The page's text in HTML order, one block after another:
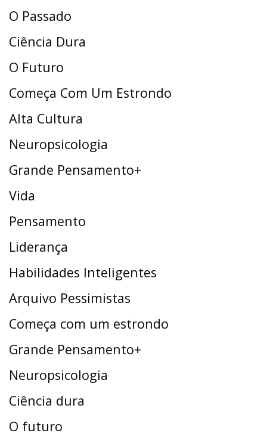
O Passado
Ciência Dura
O Futuro
Começa Com Um Estrondo
Alta Cultura
Neuropsicologia
Grande Pensamento+
Vida
Pensamento
Liderança
Habilidades Inteligentes
Arquivo Pessimistas
Começa com um estrondo
Grande Pensamento+
Neuropsicologia
Ciência dura
O futuro